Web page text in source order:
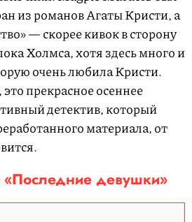
из романов Агаты Кристи, а
— скорее кивок в сторону
Холмса, хотя здесь много и
очень любила Кристи.
прекрасное осеннее
детектив, который
материала, от
девушки»